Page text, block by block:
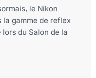
le Nikon
la gamme de reflex
du Salon de la